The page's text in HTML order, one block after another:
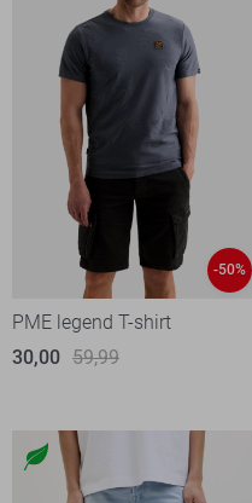
-50%
PME legend T-shirt
30,00 59,99